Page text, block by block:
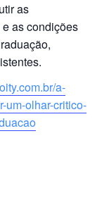
as
as condições
a-
um-olhar-critico-